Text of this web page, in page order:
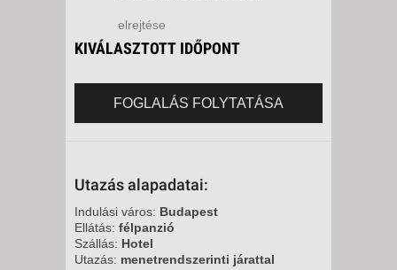
elrejtése
KIVÁLASZTOTT IDŐPONT
FOGLALÁS FOLYTATÁSA
Utazás alapadatai:
Indulási város: Budapest
Ellátás: félpanzió
Szállás: Hotel
Utazás: menetrendszerinti járattal